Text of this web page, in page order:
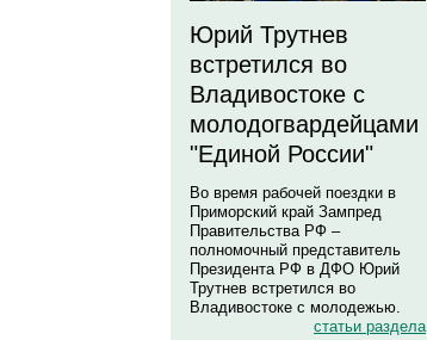
Юрий Трутнев
встретился во
Владивостоке с
молодогвардейцами
"Единой России"
Во время рабочей поездки в
Приморский край Зампред
Правительства РФ –
полномочный представитель
Президента РФ в ДФО Юрий
Трутнев встретился во
Владивостоке с молодежью.
статьи раздела